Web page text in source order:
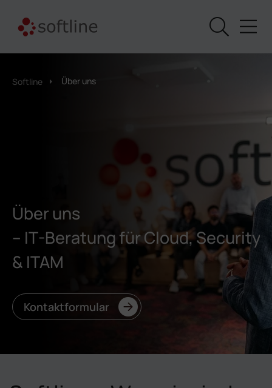
Softline Über uns
Über uns
– IT-Beratung für Cloud, Security
& ITAM
Kontaktformular